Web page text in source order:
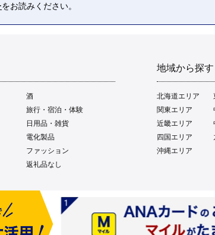
酒
旅行・宿泊・体験
日用品・雑貨
電化製品
ファッション
返礼品なし
地域から探す
北海道エリア
関東エリア
近畿エリア
四国エリア
沖縄エリア
をお読みください。